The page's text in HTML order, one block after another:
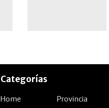
Categorías
Home
Provincia